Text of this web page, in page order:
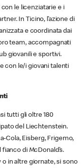
con le licenziatarie e i
In Ticino, l’azione di
e coordinata dai
team, accompagnati
giovanili e sportivi.
con le/i giovani talenti
tutti gli oltre 180
del Liechtenstein.
Cola, Eisberg, Frigemo,
di McDonald’s.
o in altre giornate, si sono